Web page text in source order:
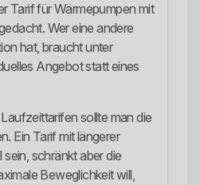
Tarif für Wärmepumpen mit
Wer eine andere
hat, braucht unter
Angebot statt eines
sollte man die
Ein Tarif mit längerer
schränkt aber die
Beweglichkeit will,